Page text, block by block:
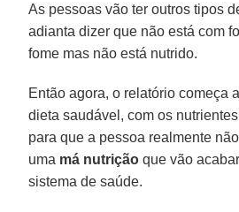
As pessoas vão ter outros tipos
adianta dizer que não está com
fome mas não está nutrido.
Então agora, o relatório começa
dieta saudável, com os
para que a pessoa realmente
uma má nutrição que vão
sistema de saúde.